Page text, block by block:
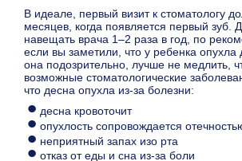
В идеале, первый визит к стоматологу
месяцев, когда появляется первый зуб.
навещать врача 1–2 раза в год, по
если вы заметили, что у ребенка опухла
она подозрительно, лучше не медлить,
возможные стоматологические
что десна опухла из-за болезни:
десна кровоточит
опухлость сопровождается
неприятный запах изо рта
отказ от еды и сна из-за боли